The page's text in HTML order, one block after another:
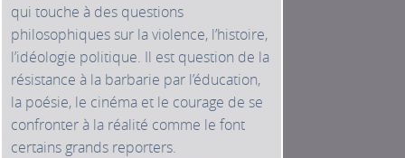
qui touche à des questions
philosophiques sur la violence, l’histoire,
l’idéologie politique. Il est question de la
résistance à la barbarie par l’éducation,
la poésie, le cinéma et le courage de se
confronter à la réalité comme le font
certains grands reporters.